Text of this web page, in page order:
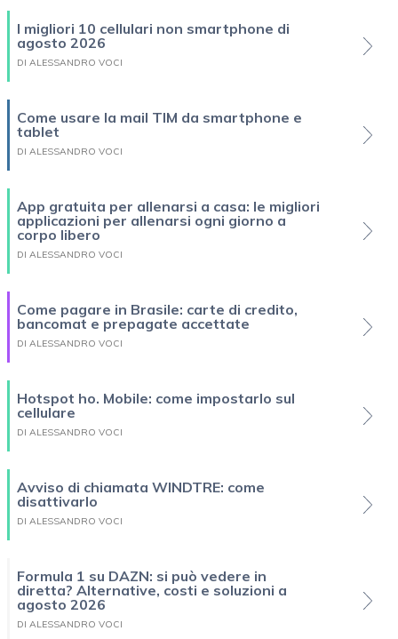
I migliori 10 cellulari non smartphone di
agosto 2026
DI ALESSANDRO VOCI
Come usare la mail TIM da smartphone e
tablet
DI ALESSANDRO VOCI
App gratuita per allenarsi a casa: le migliori
applicazioni per allenarsi ogni giorno a
corpo libero
DI ALESSANDRO VOCI
Come pagare in Brasile: carte di credito,
bancomat e prepagate accettate
DI ALESSANDRO VOCI
Hotspot ho. Mobile: come impostarlo sul
cellulare
DI ALESSANDRO VOCI
Avviso di chiamata WINDTRE: come
disattivarlo
DI ALESSANDRO VOCI
Formula 1 su DAZN: si può vedere in
diretta? Alternative, costi e soluzioni a
agosto 2026
DI ALESSANDRO VOCI